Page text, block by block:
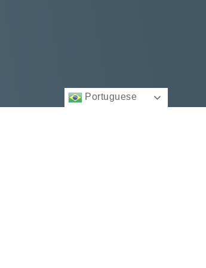
Portuguese